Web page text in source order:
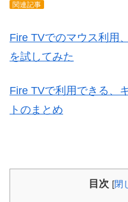
関連記事
Fire TVでのマウス利用
を試してみた
Fire TVで利用できる、
トのまとめ
目次 [閉